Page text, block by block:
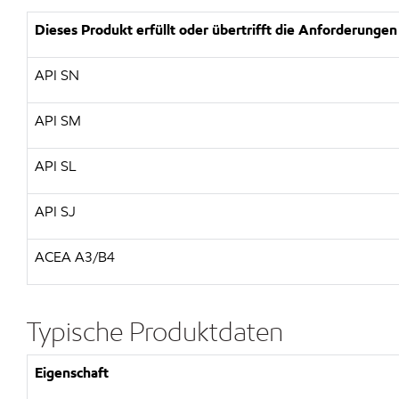
Dieses Produkt erfüllt oder übertrifft die Anforderungen
API SN
API SM
API SL
API SJ
ACEA A3/B4
Typische Produktdaten
Eigenschaft